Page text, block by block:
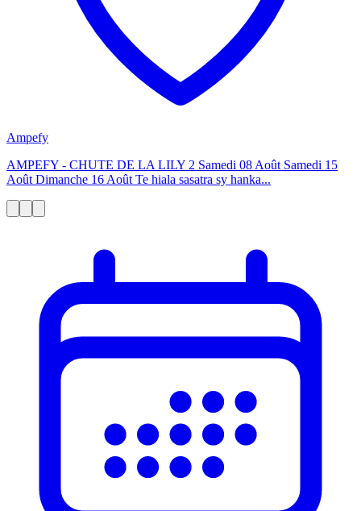
Ampefy
AMPEFY - CHUTE DE LA LILY 2 Samedi 08 Août Samedi 15
Août Dimanche 16 Août Te hiala sasatra sy hanka...